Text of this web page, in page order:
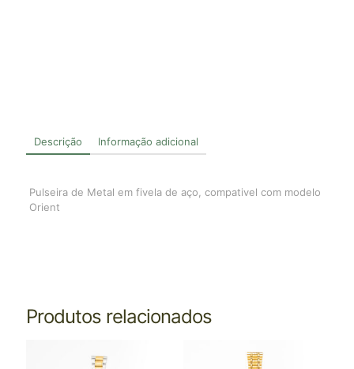
Descrição Informação adicional
Pulseira de Metal em fivela de aço, compativel com modelo
Orient
Produtos relacionados